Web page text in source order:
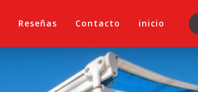
Reseñas Contacto inicio